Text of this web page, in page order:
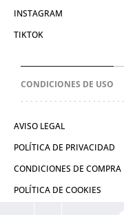
INSTAGRAM
TIKTOK
CONDICIONES DE USO
AVISO LEGAL
POLÍTICA DE PRIVACIDAD
CONDICIONES DE COMPRA
POLÍTICA DE COOKIES